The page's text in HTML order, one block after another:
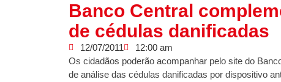
Banco Central
de cédulas danificadas
12/07/2011
12:00 am
Os cidadãos poderão acompanhar pelo site do
de análise das cédulas danificadas por dispositivo